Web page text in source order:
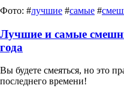
Фото: #лучшие #самые #
Лучшие и самые
года
Вы будете смеяться, но это
последнего времени!